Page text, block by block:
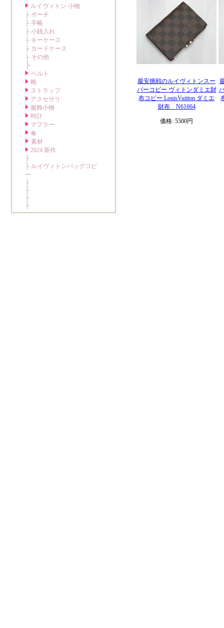
最安挑戦のルイヴィトンスー
パーコピー ヴィトンダミエ財
布コピー LouisVuitton ダミエ
財布 N61664
価格: 5500円